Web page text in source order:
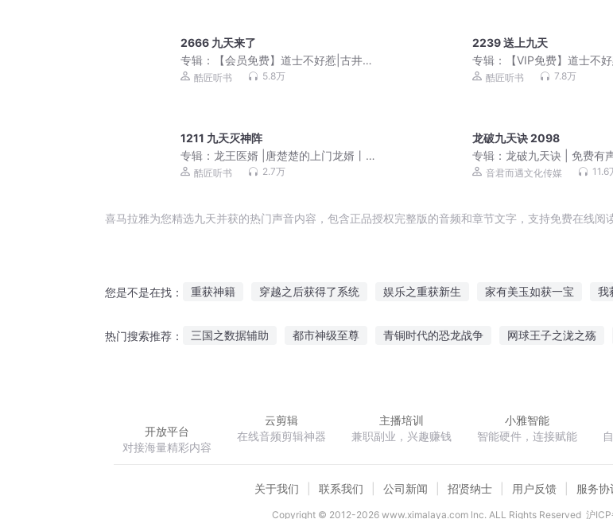
2666 九天来了
专辑：
【会员免费】道士不好惹|古井观
传奇|嘉伟演播
酷匠听书 5.8万
2239 送上九天
专辑：
【VIP免费】道士不
播）又名古井观传奇
酷匠听书 7.8万
1211 九天灭神阵
专辑： 龙王医婿 |唐楚楚的上门龙婿丨精
品大多播
酷匠听书 2.7万
龙破九天诀 2098
专辑：龙破九天诀 | 免费有
精配音君而遇文化传媒 11.6
喜马拉雅为您精选九天并获的热门声音内容，包含正品授权完整版的音频和章节文字，支持免费在线阅
您是不是在找： 重获神籍 穿越之后获得了系统 娱乐之重获新生 家有美玉如获一宝 我
热门搜索推荐： 三国之数据辅助 都市神级至尊 青铜时代的恐龙战争 网球王子之泷之殇
开放平台
对接海量精彩内容
云剪辑
在线音频剪辑神器
主播培训
兼职副业，兴趣赚钱
小雅智能
智能硬件，连接赋能
关于我们 联系我们 公司新闻 招贤纳士 用户反馈 服务协
Copyright © 2012-2026www.ximalaya.com lnc. ALL Rights Reserved 沪